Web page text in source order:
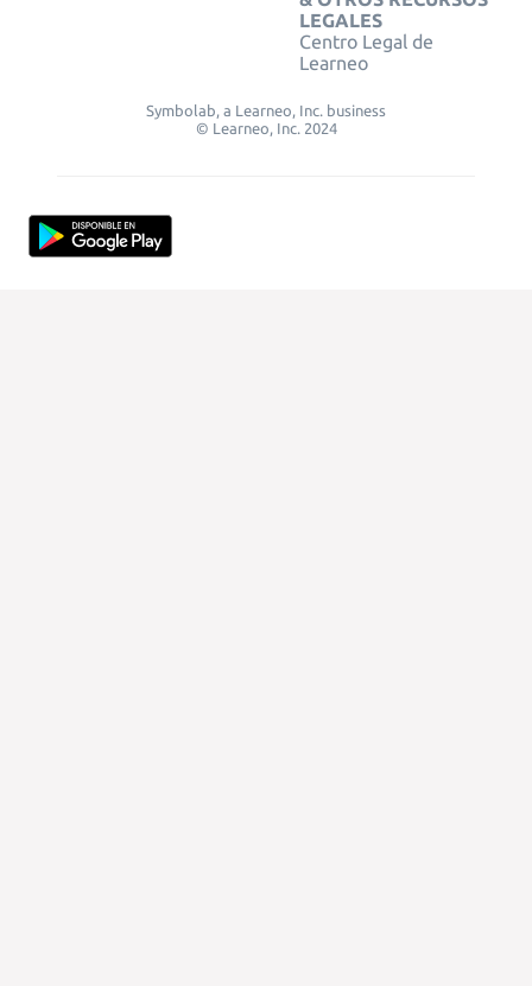
LEGALES
Centro Legal de
Learneo
Symbolab, a Learneo, Inc. business
© Learneo, Inc. 2024